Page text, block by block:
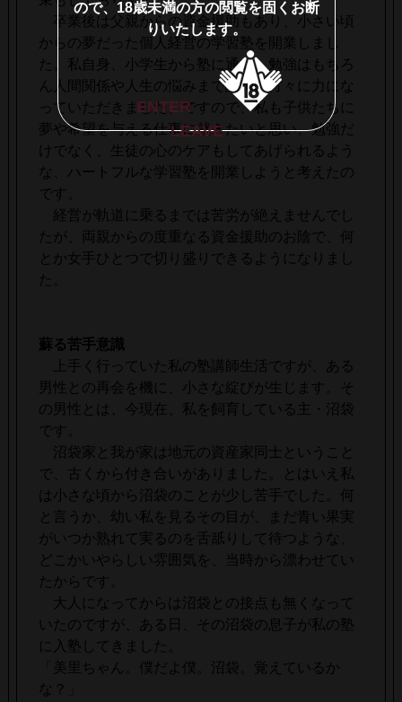
卒業後は父親からの資金援助もあり、小さい頃
からの夢だった個人経営の学習塾を開業しまし
た。私自身、小学生から塾に通い、勉強はもちろ
ん人間関係や人生の悩みまで講師の方々に力にな
っていただきました。ですので、私も子供たちに
夢や希望を与える仕事に就きたいと思い、勉強だ
けでなく、生徒の心のケアもしてあげられるよう
な、ハートフルな学習塾を開業しようと考えたの
です。
経営が軌道に乗るまでは苦労が絶えませんでし
たが、両親からの度重なる資金援助のお陰で、何
とか女手ひとつで切り盛りできるようになりまし
た。
蘇る苦手意識
上手く行っていた私の塾講師生活ですが、ある
男性との再会を機に、小さな綻びが生じます。そ
の男性とは、今現在、私を飼育している主・沼袋
です。
沼袋家と我が家は地元の資産家同士ということ
で、古くから付き合いがありました。とはいえ私
は小さな頃から沼袋のことが少し苦手でした。何
と言うか、幼い私を見るその目が、まだ青い果実
がいつか熟れて実るのを舌舐りして待つような、
どこかいやらしい雰囲気を、当時から漂わせてい
たからです。
大人になってからは沼袋との接点も無くなって
いたのですが、ある日、その沼袋の息子が私の塾
に入塾してきました。
「美里ちゃん。僕だよ僕。沼袋。覚えているか
な？」
ので、18歳未満の方の閲覧を固くお断
りいたします。
ENTER
LEAVE